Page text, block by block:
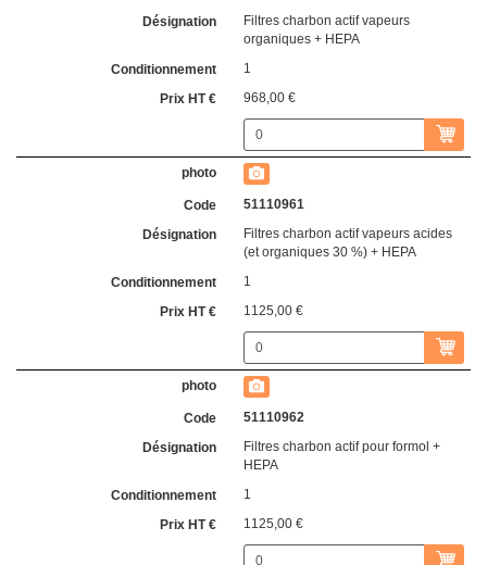
Filtres charbon actif vapeurs
organiques + HEPA
1
968,00 €
51110961
Filtres charbon actif vapeurs acides
(et organiques 30 %) + HEPA
1
1125,00 €
51110962
Filtres charbon actif pour formol +
HEPA
1
1125,00 €